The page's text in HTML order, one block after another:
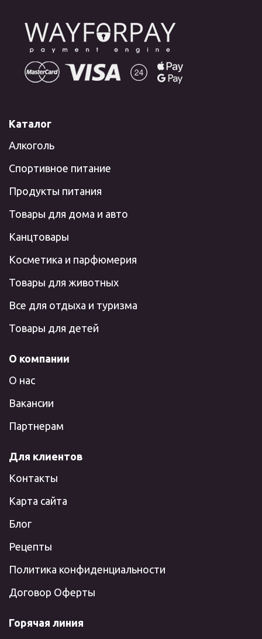
Каталог
Алкоголь
Спортивное питание
Продукты питания
Товары для дома и авто
Канцтовары
Косметика и парфюмерия
Товары для животных
Все для отдыха и туризма
Товары для детей
О компании
О нас
Вакансии
Партнерам
Для клиентов
Контакты
Карта сайта
Блог
Рецепты
Политика конфиденциальности
Договор Оферты
Горячая линия